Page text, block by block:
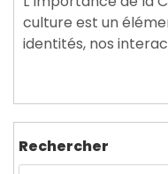
culture est un
identités, nos
Rechercher